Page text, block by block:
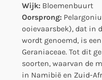
Wijk: Bloemenbuurt
Oorsprong:
ooievaarsbek), dat in
wordt genoemd, is
Geraniaceae. Tot dit
soorten, waarvan de
in Namibië en Zuid-